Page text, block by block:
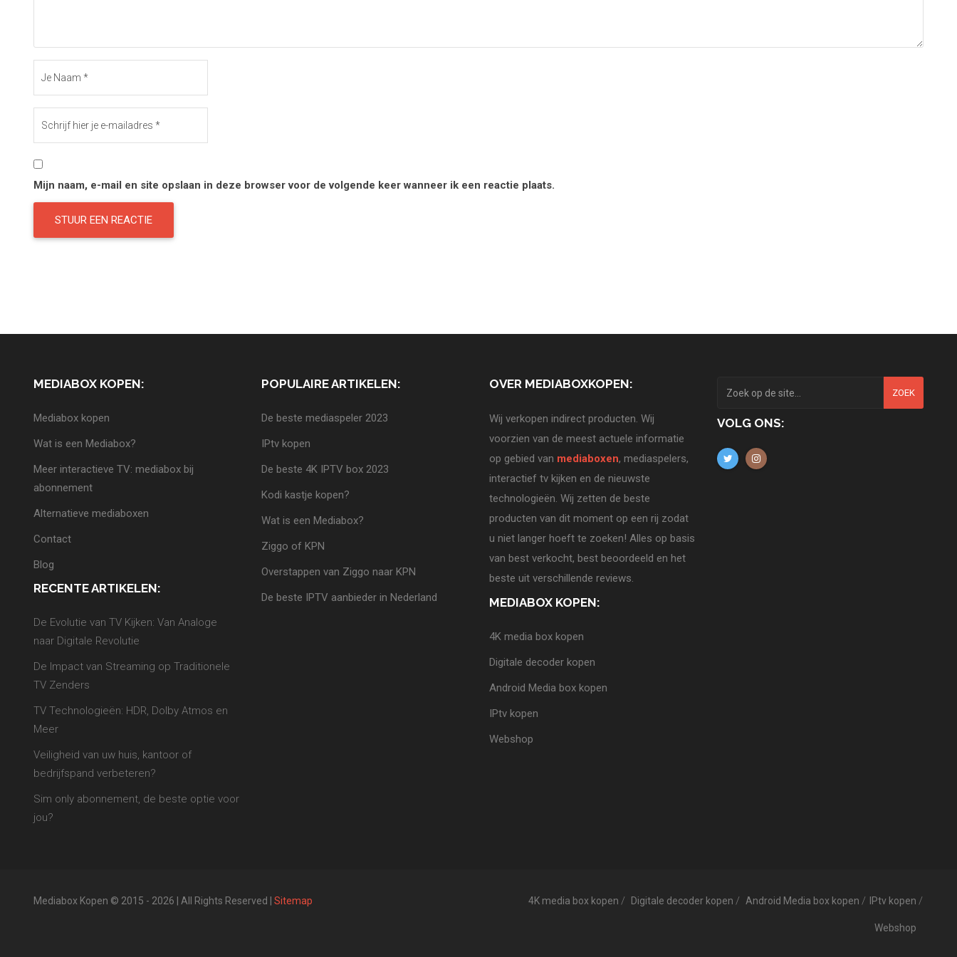
Mijn naam, e-mail en site opslaan in deze browser voor de volgende keer wanneer ik een reactie plaats.
MEDIABOX KOPEN:
Mediabox kopen
Wat is een Mediabox?
Meer interactieve TV: mediabox bij
abonnement
Alternatieve mediaboxen
Contact
Blog
RECENTE ARTIKELEN:
De Evolutie van TV Kijken: Van Analoge
naar Digitale Revolutie
De Impact van Streaming op Traditionele
TV Zenders
TV Technologieën: HDR, Dolby Atmos en
Meer
Veiligheid van uw huis, kantoor of
bedrijfspand verbeteren?
Sim only abonnement, de beste optie voor
jou?
POPULAIRE ARTIKELEN:
De beste mediaspeler 2023
IPtv kopen
De beste 4K IPTV box 2023
Kodi kastje kopen?
Wat is een Mediabox?
Ziggo of KPN
Overstappen van Ziggo naar KPN
De beste IPTV aanbieder in Nederland
OVER MEDIABOXKOPEN:
Wij verkopen indirect producten. Wij
voorzien van de meest actuele informatie
op gebied van mediaboxen, mediaspelers,
interactief tv kijken en de nieuwste
technologieën. Wij zetten de beste
producten van dit moment op een rij zodat
u niet langer hoeft te zoeken! Alles op basis
van best verkocht, best beoordeeld en het
beste uit verschillende reviews.
MEDIABOX KOPEN:
4K media box kopen
Digitale decoder kopen
Android Media box kopen
IPtv kopen
Webshop
ZOEK
VOLG ONS:
Mediabox Kopen © 2015 - 2026 | All Rights Reserved | Sitemap 4K media box kopen Digitale decoder kopen Android Media box kopen IPtv kopen
Webshop